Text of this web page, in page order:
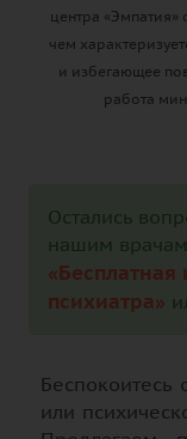
центра
чем
и избегающее
работа
Остались
нашим врачам
«Бесплатная
психиатра»
Беспокоитесь
или